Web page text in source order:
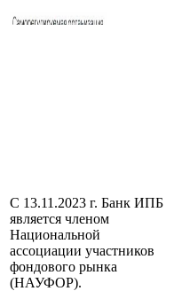
С 13.11.2023 г. Банк ИПБ
является членом
Национальной
ассоциации участников
фондового рынка
(НАУФОР).